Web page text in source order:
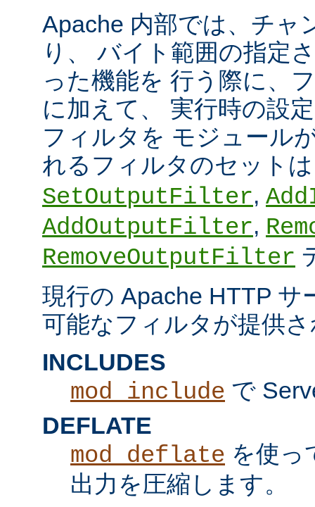
Apache 内部では、チャ
り、 バイト範囲の指定
った機能を 行う際に、
に加えて、 実行時の設
フィルタを モジュール
れるフィルタのセット
SetOutputFilter,
AddOutputFilter,
RemoveOutputFilter
現行の Apache HTTP サ
可能なフィルタが提供
INCLUDES
mod_include で
DEFLATE
mod_deflate を使っ
出力を圧縮します。